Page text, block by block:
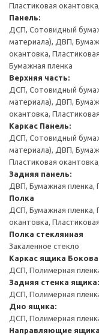
Пластиковая
Панель:
ДСП, Сотовидный
материала), ДВП,
окантовка,
Бумажная пленка
Верхняя часть:
ДСП, Сотовидный
материала), ДВП,
окантовка,
Каркас Панель:
ДСП, Сотовидный
материала), ДВП,
Пластиковая
Задняя панель:
ДВП, Бумажная пленка,
Полка
ДСП, Бумажная пленка,
окантовка,
Полка стеклянная
Закаленное стекло
Каркас ящика
ДСП, Полимерная
Задняя стенка ящика:
ДСП, Полимерная
Дно ящика:
ДСП, Полимерная
Направляющие